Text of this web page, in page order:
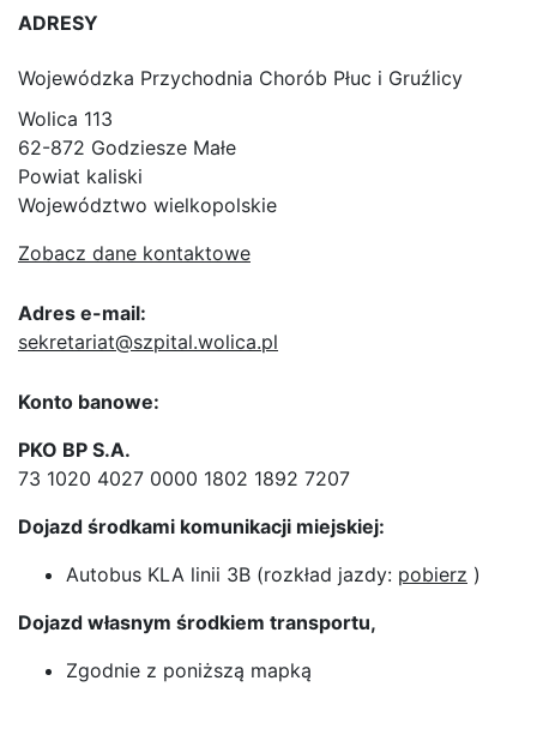
ADRESY
Wojewódzka Przychodnia Chorób Płuc i Gruźlicy
Wolica 113
62-872 Godziesze Małe
Powiat kaliski
Województwo wielkopolskie
Zobacz dane kontaktowe
Adres e-mail:
sekretariat@szpital.wolica.pl
Konto banowe:
PKO BP S.A.
73 1020 4027 0000 1802 1892 7207
Dojazd środkami komunikacji miejskiej:
Autobus KLA linii 3B (rozkład jazdy: pobierz )
Dojazd własnym środkiem transportu,
Zgodnie z poniższą mapką